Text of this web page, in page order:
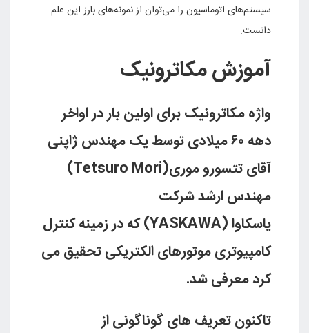
سیستم‌های اتوماسیون را می‌توان از نمونه‌های بارز این علم
دانست.
آموزش مکاترونیک
واژه مکاترونیک براى اولین بار در اواخر
دهه ۶۰ میلادى توسط یک مهندس ژاپنى
آقای تتسورو موری(Tetsuro Mori)
مهندس ارشد شرکت
یاسکاوا(YASKAWA)که در زمینه کنترل
کامپیوترى موتورهاى الکتریکى تحقیق مى
کرد معرفى شد.
تاکنون تعریف هاى گوناگونى از